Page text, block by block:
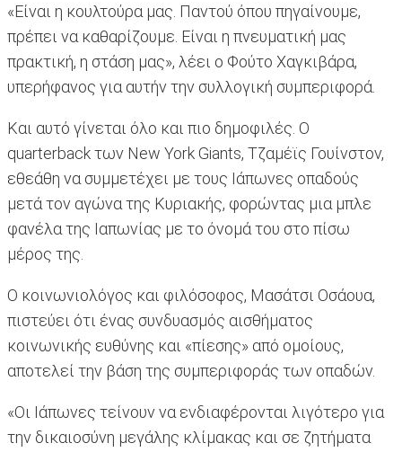
«Είναι η κουλτούρα μας. Παντού όπου πηγαίνουμε,
πρέπει να καθαρίζουμε. Είναι η πνευματική μας
πρακτική, η στάση μας», λέει ο Φούτο Χαγκιβάρα,
υπερήφανος για αυτήν την συλλογική συμπεριφορά.
Και αυτό γίνεται όλο και πιο δημοφιλές. Ο
quarterback των New York Giants, Τζαμέϊς Γουίνστον,
εθεάθη να συμμετέχει με τους Ιάπωνες οπαδούς
μετά τον αγώνα της Κυριακής, φορώντας μια μπλε
φανέλα της Ιαπωνίας με το όνομά του στο πίσω
μέρος της.
Ο κοινωνιολόγος και φιλόσοφος, Μασάτσι Οσάουα,
πιστεύει ότι ένας συνδυασμός αισθήματος
κοινωνικής ευθύνης και «πίεσης» από ομοίους,
αποτελεί την βάση της συμπεριφοράς των οπαδών.
«Οι Ιάπωνες τείνουν να ενδιαφέρονται λιγότερο για
την δικαιοσύνη μεγάλης κλίμακας και σε ζητήματα